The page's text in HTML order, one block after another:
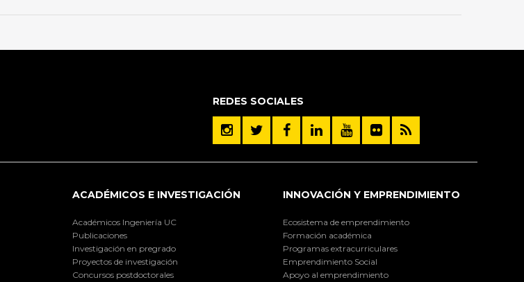
REDES SOCIALES
ACADÉMICOS E INVESTIGACIÓN
Académicos Ingeniería UC
Publicaciones
Investigación en pregrado
Proyectos de investigación
Concursos postdoctorales
INNOVACIÓN Y EMPRENDIMIENTO
Ecosistema de emprendimiento
Formación académica
Programas extracurriculares
Emprendimiento Social
Apoyo al emprendimiento